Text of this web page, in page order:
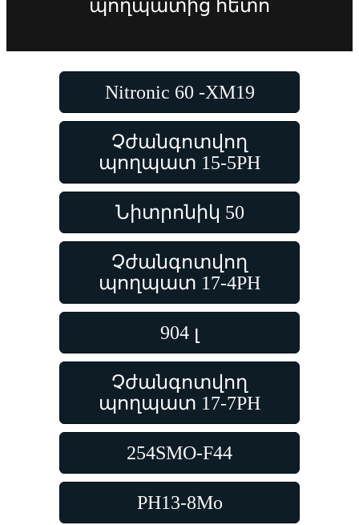
Nitronic 60 -XM19
Չժանգոտվող
պողպատ 15-5PH
Նիտրոնիկ 50
Չժանգոտվող
պողպատ 17-4PH
904 լ
Չժանգոտվող
պողպատ 17-7PH
254SMO-F44
PH13-8Mo